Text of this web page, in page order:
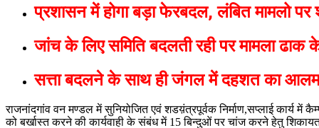
प्रशासन में होगा बड़ा फेरबदल, लंबित मामलो पर
जांच के लिए समिति बदलती रही पर मामला ढाक
सत्ता बदलने के साथ ही जंगल में दहशत का
राजनांदगांव वन मण्डल में सुनियोजित एवं शडय़ंत्रपूर्वक निर्माण,सप्लाई कार्य में
को बर्खास्त करने की कार्यवाही के संबंध में 15 बिन्दुओं पर चांज करने हेतु